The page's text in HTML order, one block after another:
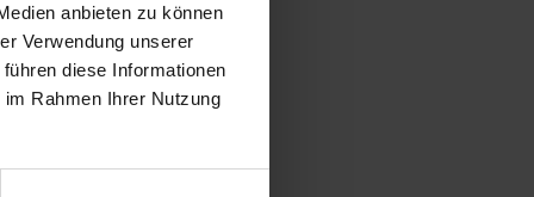
anbieten zu können
Verwendung unserer
diese Informationen
Rahmen Ihrer Nutzung